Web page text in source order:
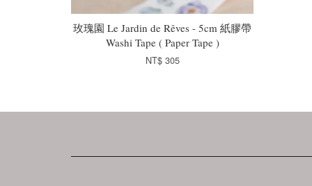
玫瑰園 Le Jardin de Rêves - 5cm 紙膠帶
Washi Tape ( Paper Tape )
NT$ 305